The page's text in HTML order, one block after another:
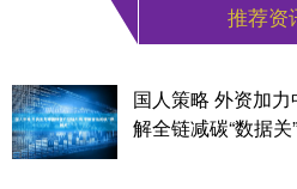
推荐资
国人策略 外资加
解全链减碳“数据关”